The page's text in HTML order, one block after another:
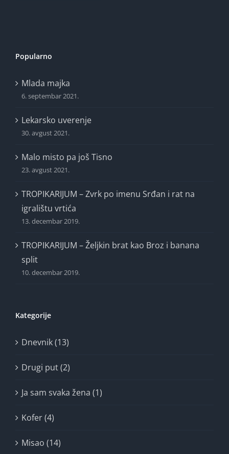
Popularno
Mlada majka
6. septembar 2021.
Lekarsko uverenje
30. avgust 2021.
Malo misto pa još Tisno
23. avgust 2021.
TROPIKARIJUM – Zvrk po imenu Srđan i rat na
igralištu vrtića
13. decembar 2019.
TROPIKARIJUM – Željkin brat kao Broz i banana
split
10. decembar 2019.
Kategorije
Dnevnik (13)
Drugi put (2)
Ja sam svaka žena (1)
Kofer (4)
Misao (14)